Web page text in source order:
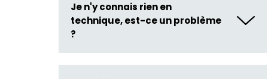
Je n'y connais rien en
technique, est-ce un problème
?